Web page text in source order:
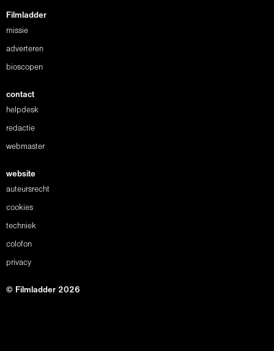
Filmladder
missie
adverteren
bioscopen
contact
helpdesk
redactie
webmaster
website
auteursrecht
cookies
techniek
colofon
privacy
© Filmladder 2026